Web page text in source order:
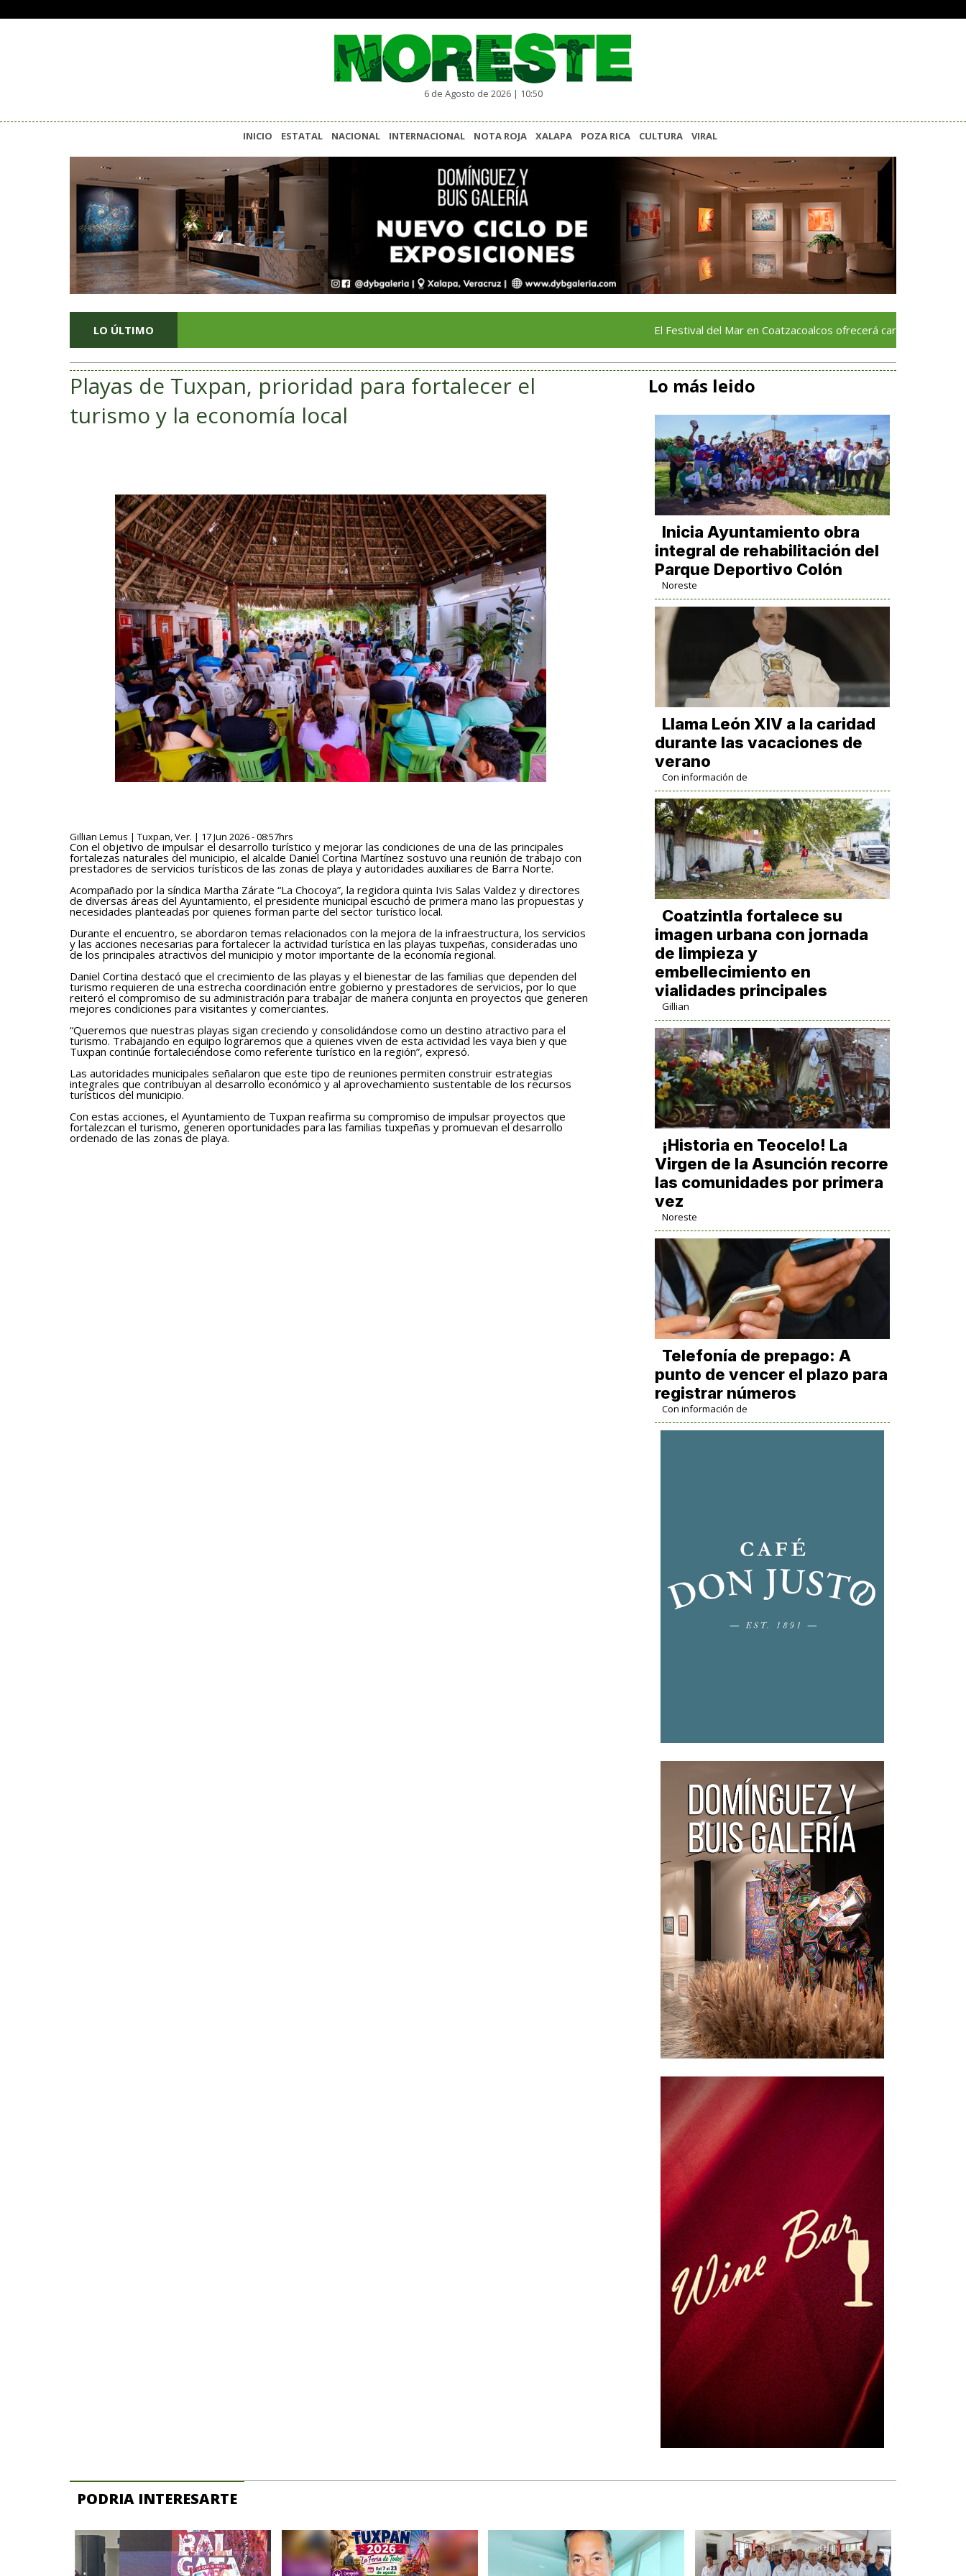
6 de Agosto de 2026 | 10:50
INICIO ESTATAL NACIONAL INTERNACIONAL NOTA ROJA XALAPA POZA RICA CULTURA VIRAL
LO ÚLTIMO ​El Festival del Mar en Coatzacoalcos ofrecerá cartelera internacional y
Playas de Tuxpan, prioridad para fortalecer el
turismo y la economía local
Gillian Lemus | Tuxpan, Ver. | 17 Jun 2026 - 08:57hrs
Con el objetivo de impulsar el desarrollo turístico y mejorar las condiciones de una de las principales
fortalezas naturales del municipio, el alcalde Daniel Cortina Martínez sostuvo una reunión de trabajo con
prestadores de servicios turísticos de las zonas de playa y autoridades auxiliares de Barra Norte.
Acompañado por la síndica Martha Zárate “La Chocoya”, la regidora quinta Ivis Salas Valdez y directores
de diversas áreas del Ayuntamiento, el presidente municipal escuchó de primera mano las propuestas y
necesidades planteadas por quienes forman parte del sector turístico local.
Durante el encuentro, se abordaron temas relacionados con la mejora de la infraestructura, los servicios
y las acciones necesarias para fortalecer la actividad turística en las playas tuxpeñas, consideradas uno
de los principales atractivos del municipio y motor importante de la economía regional.
Daniel Cortina destacó que el crecimiento de las playas y el bienestar de las familias que dependen del
turismo requieren de una estrecha coordinación entre gobierno y prestadores de servicios, por lo que
reiteró el compromiso de su administración para trabajar de manera conjunta en proyectos que generen
mejores condiciones para visitantes y comerciantes.
“Queremos que nuestras playas sigan creciendo y consolidándose como un destino atractivo para el
turismo. Trabajando en equipo lograremos que a quienes viven de esta actividad les vaya bien y que
Tuxpan continúe fortaleciéndose como referente turístico en la región”, expresó.
Las autoridades municipales señalaron que este tipo de reuniones permiten construir estrategias
integrales que contribuyan al desarrollo económico y al aprovechamiento sustentable de los recursos
turísticos del municipio.
Con estas acciones, el Ayuntamiento de Tuxpan reafirma su compromiso de impulsar proyectos que
fortalezcan el turismo, generen oportunidades para las familias tuxpeñas y promuevan el desarrollo
ordenado de las zonas de playa.
Lo más leido
Inicia Ayuntamiento obra
integral de rehabilitación del
Parque Deportivo Colón
Noreste
Llama León XIV a la caridad
durante las vacaciones de
verano
Con información de
Coatzintla fortalece su
imagen urbana con jornada
de limpieza y
embellecimiento en
vialidades principales
Gillian
​¡Historia en Teocelo! La
Virgen de la Asunción recorre
las comunidades por primera
vez
Noreste
Telefonía de prepago: A
punto de vencer el plazo para
registrar números
Con información de
PODRIA INTERESARTE